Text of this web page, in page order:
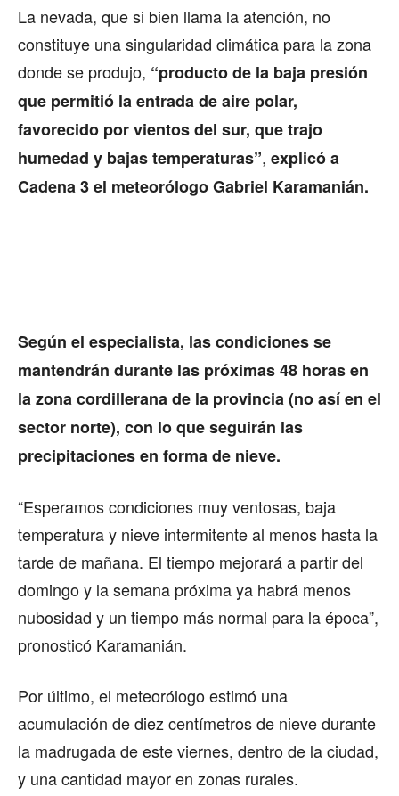
La nevada, que si bien llama la atención, no
constituye una singularidad climática para la zona
donde se produjo, “producto de la baja presión
que permitió la entrada de aire polar,
favorecido por vientos del sur, que trajo
humedad y bajas temperaturas”, explicó a
Cadena 3 el meteorólogo Gabriel Karamanián.
Según el especialista, las condiciones se
mantendrán durante las próximas 48 horas en
la zona cordillerana de la provincia (no así en el
sector norte), con lo que seguirán las
precipitaciones en forma de nieve.
“Esperamos condiciones muy ventosas, baja
temperatura y nieve intermitente al menos hasta la
tarde de mañana. El tiempo mejorará a partir del
domingo y la semana próxima ya habrá menos
nubosidad y un tiempo más normal para la época”,
pronosticó Karamanián.
Por último, el meteorólogo estimó una
acumulación de diez centímetros de nieve durante
la madrugada de este viernes, dentro de la ciudad,
y una cantidad mayor en zonas rurales.